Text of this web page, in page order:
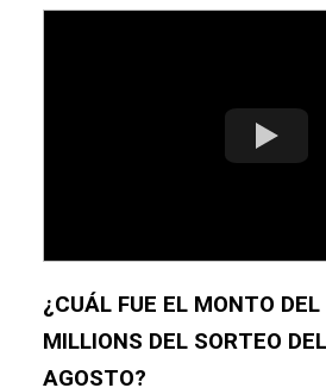
¿CUÁL FUE EL MONTO
MILLIONS DEL SORTEO
AGOSTO?